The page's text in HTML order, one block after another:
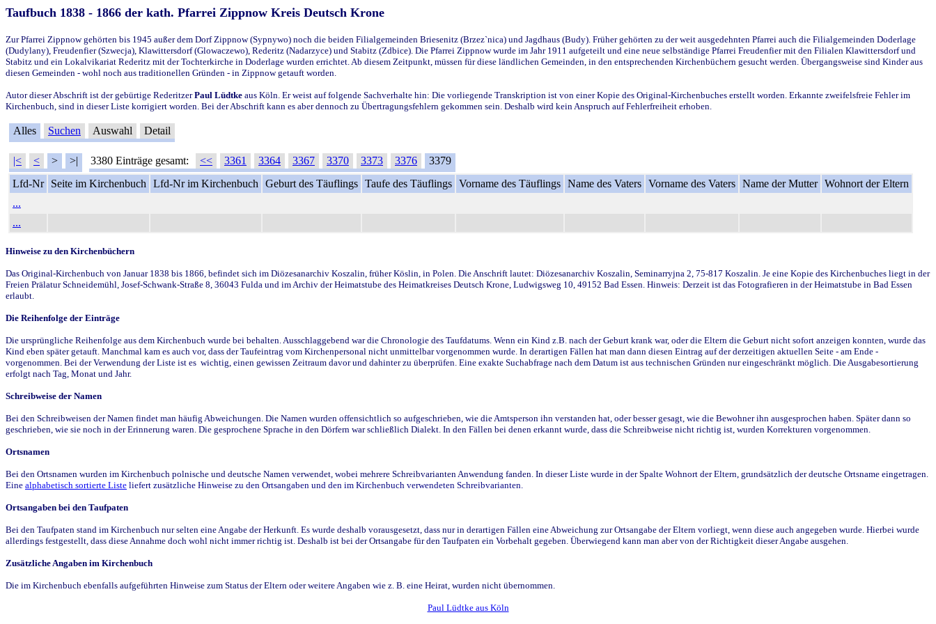
Taufbuch 1838 - 1866 der kath. Pfarrei Zippnow Kreis Deutsch Krone
Zur Pfarrei Zippnow gehörten bis 1945 außer dem Dorf Zippnow (Sypnywo) noch die beiden Filialgemeinden Briesenitz (Brzez`nica) und Jagdhaus (Budy). Früher gehörten zu der weit ausgedehnten Pfarrei auch die Filialgemeinden Doderlage
(Dudylany), Freudenfier (Szwecja), Klawittersdorf (Glowaczewo), Rederitz (Nadarzyce) und Stabitz (Zdbice). Die Pfarrei Zippnow wurde im Jahr 1911 aufgeteilt und eine neue selbständige Pfarrei Freudenfier mit den Filialen Klawittersdorf und
Stabitz und ein Lokalvikariat Rederitz mit der Tochterkirche in Doderlage wurden errichtet. Ab diesem Zeitpunkt, müssen für diese ländlichen Gemeinden, in den entsprechenden Kirchenbüchern gesucht werden. Übergangsweise sind Kinder aus
diesen Gemeinden - wohl noch aus traditionellen Gründen - in Zippnow getauft worden.
Autor dieser Abschrift ist der gebürtige RederitzerPaul Lüdtke aus Köln. Er weist auf folgende Sachverhalte hin: Die vorliegende Transkription ist von einer Kopie des Original-Kirchenbuches erstellt worden. Erkannte zweifelsfreie Fehler im
Kirchenbuch, sind in dieser Liste korrigiert worden. Bei der Abschrift kann es aber dennoch zu Übertragungsfehlern gekommen sein. Deshalb wird kein Anspruch auf Fehlerfreiheit erhoben.
Alles Suchen Auswahl Detail
|< < > >| 3380 Einträge gesamt: << 3361 3364 3367 3370 3373 3376
3379
Lfd-Nr
Seite im Kirchenbuch Lfd-Nr im Kirchenbuch Geburt des Täuflings Taufe des Täuflings Vorname des Täuflings Name des Vaters Vorname des Vaters Name der Mutter Wohnort der Eltern
...
...
Hinweise zu den Kirchenbüchern
Das Original-Kirchenbuch von Januar 1838 bis 1866, befindet sich im Diözesanarchiv Koszalin, früher Köslin, in Polen. Die Anschrift lautet: Diözesanarchiv Koszalin, Seminarryjna 2, 75-817 Koszalin. Je eine Kopie des Kirchenbuches liegt in der
Freien Prälatur Schneidemühl, Josef-Schwank-Straße 8, 36043 Fulda und im Archiv der Heimatstube des Heimatkreises Deutsch Krone, Ludwigsweg 10, 49152 Bad Essen. Hinweis: Derzeit ist das Fotografieren in der Heimatstube in Bad Essen
erlaubt.
Die Reihenfolge der Einträge
Die ursprüngliche Reihenfolge aus dem Kirchenbuch wurde bei behalten. Ausschlaggebend war die Chronologie des Taufdatums. Wenn ein Kind z.B. nach der Geburt krank war, oder die Eltern die Geburt nicht sofort anzeigen konnten, wurde das
Kind eben später getauft. Manchmal kam es auch vor, dass der Taufeintrag vom Kirchenpersonal nicht unmittelbar vorgenommen wurde. In derartigen Fällen hat man dann diesen Eintrag auf der derzeitigen aktuellen Seite - am Ende -
vorgenommen. Bei der Verwendung der Liste ist es wichtig, einen gewissen Zeitraum davor und dahinter zu überprüfen. Eine exakte Suchabfrage nach dem Datum ist aus technischen Gründen nur eingeschränkt möglich. Die Ausgabesortierung
erfolgt nach Tag, Monat und Jahr.
Schreibweise der Namen
Bei den Schreibweisen der Namen findet man häufig Abweichungen. Die Namen wurden offensichtlich so aufgeschrieben, wie die Amtsperson ihn verstanden hat, oder besser gesagt, wie die Bewohner ihn ausgesprochen haben. Später dann so
geschrieben, wie sie noch in der Erinnerung waren. Die gesprochene Sprache in den Dörfern war schließlich Dialekt. In den Fällen bei denen erkannt wurde, dass die Schreibweise nicht richtig ist, wurden Korrekturen vorgenommen.
Ortsnamen
Bei den Ortsnamen wurden im Kirchenbuch polnische und deutsche Namen verwendet, wobei mehrere Schreibvarianten Anwendung fanden. In dieser Liste wurde in der Spalte Wohnort der Eltern, grundsätzlich der deutsche Ortsname eingetragen.
Eine alphabetisch sortierte Liste liefert zusätzliche Hinweise zu den Ortsangaben und den im Kirchenbuch verwendeten Schreibvarianten.
Ortsangaben bei den Taufpaten
Bei den Taufpaten stand im Kirchenbuch nur selten eine Angabe der Herkunft. Es wurde deshalb vorausgesetzt, dass nur in derartigen Fällen eine Abweichung zur Ortsangabe der Eltern vorliegt, wenn diese auch angegeben wurde. Hierbei wurde
allerdings festgestellt, dass diese Annahme doch wohl nicht immer richtig ist. Deshalb ist bei der Ortsangabe für den Taufpaten ein Vorbehalt gegeben. Überwiegend kann man aber von der Richtigkeit dieser Angabe ausgehen.
Zusätzliche Angaben im Kirchenbuch
Die im Kirchenbuch ebenfalls aufgeführten Hinweise zum Status der Eltern oder weitere Angaben wie z. B. eine Heirat, wurden nicht übernommen.
Paul Lüdtke aus Köln